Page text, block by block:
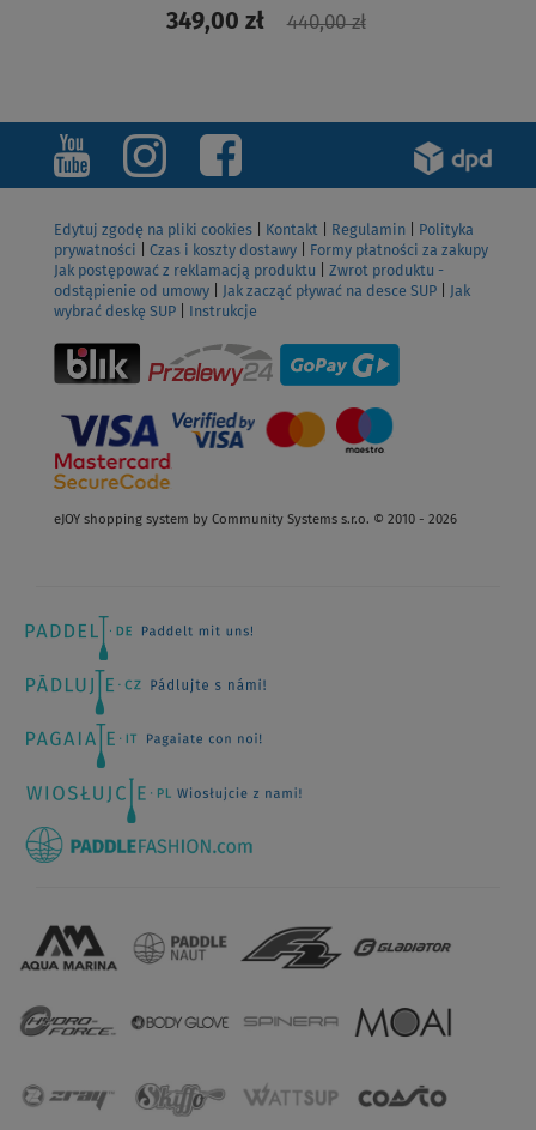
349,00 zł 440,00 zł
ZOBACZ
Edytuj zgodę na pliki cookies Kontakt Regulamin
Polityka
prywatności
Czas i koszty dostawy
Formy płatności za zakupy
Jak postępować z reklamacją produktu
Zwrot produktu -
odstąpienie od umowy
Jak zacząć pływać na desce SUP
Jak
wybrać deskę SUP
Instrukcje
eJOY shopping system by Community Systems s.r.o. © 2010 - 2026